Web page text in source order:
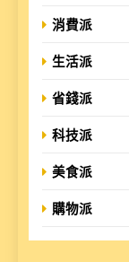
消費派
生活派
省錢派
科技派
美食派
購物派